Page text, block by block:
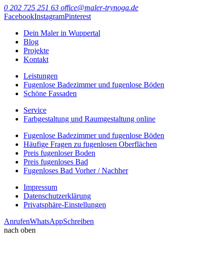
0 202 725 251 63 office@maler-trynoga.de
FacebookInstagramPinterest
Dein Maler in Wuppertal
Blog
Projekte
Kontakt
Leistungen
Fugenlose Badezimmer und fugenlose Böden
Schöne Fassaden
Service
Farbgestaltung und Raumgestaltung online
Fugenlose Badezimmer und fugenlose Böden
Häufige Fragen zu fugenlosen Oberflächen
Preis fugenloser Boden
Preis fugenloses Bad
Fugenloses Bad Vorher / Nachher
Impressum
Datenschutzerklärung
Privatsphäre-Einstellungen
AnrufenWhatsAppSchreiben
nach oben